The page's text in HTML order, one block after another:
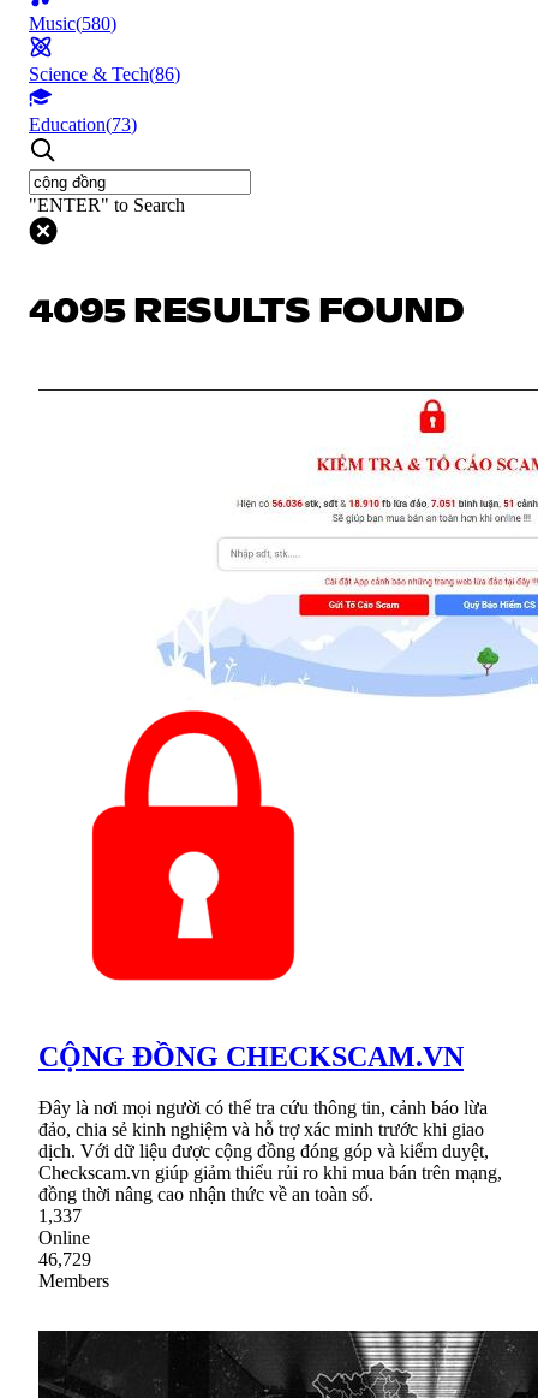
Music(580)
Science & Tech(86)
Education(73)
"ENTER" to Search
4095 RESULTS FOUND
CỘNG ĐỒNG CHECKSCAM.VN
Đây là nơi mọi người có thể tra cứu thông tin, cảnh báo lừa
đảo, chia sẻ kinh nghiệm và hỗ trợ xác minh trước khi giao
dịch. Với dữ liệu được cộng đồng đóng góp và kiểm duyệt,
Checkscam.vn giúp giảm thiểu rủi ro khi mua bán trên mạng,
đồng thời nâng cao nhận thức về an toàn số.
1,337
Online
46,729
Members